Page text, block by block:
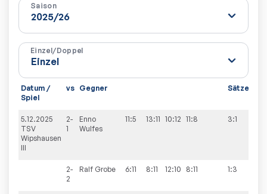
Saison
Einzel/Doppel
Datum /
Spiel
vs Gegner Sätze
5.12.2025
TSV
Wipshausen
III
2-
1
Enno
Wulfes
11:5 13:11 10:12 11:8 3:1
2-
2
Ralf Grobe 6:11 8:11 12:10 8:11 1:3